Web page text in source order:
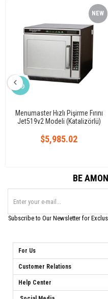
Menumaster Hızlı Pişirme Fırını
Jet519v2 Modeli (Katalizörlü)
$5,985.02
NEW
ITEM
BE
Subscribe to Our Newsletter for
For Us
Customer Relations
Help Center